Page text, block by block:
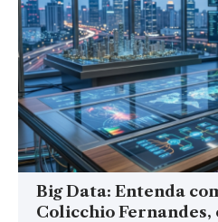
Big Data: Entenda
Colicchio Fernandes,